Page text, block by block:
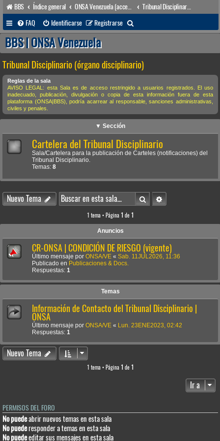
BBS Índice general ONSA Venezuela (acceso público)
Tribunal Disciplinario (órgano disciplinario)
FAQ
Identificarse Registrarse
u
c
a
r
BBS | ONSA Venezuela
Tribunal Disciplinario (órgano disciplinario)
Reglas de la sala
AVISO LEGAL: esta Sala es de acceso restringido a usuarios registrados. El uso
inadecuado, publicación, divulgación o copia de esta información fuera de esta
plataforma (ONSA|BBS), podría acarrear al responsable, sanciones administrativas,
civiles y penales.
▼ Sección
Cartelera del Tribunal Disciplinario
Sala/Cartelera para la publicación de Carteles (notificaciones) del
Tribunal Disciplinario.
Temas: 8
Nuevo Tema BuscarBúsqueda avanzada
1 tema • Página 1 de 1
Anuncios
CR-ONSA | CONDICIÓN DE RIESGO (vigente)
Último mensaje por ONSA/VE « Sab. 11JUL2026, 11:36
Publicado en Publicaciones & Docs.
Respuestas: 1
Temas
Información de Contacto del Tribunal Disciplinario |
ONSA
Último mensaje por ONSA/VE «
Lun. 23ENE2023, 02:42
Respuestas: 1
Nuevo Tema
1 tema • Página 1 de 1
Ir a
PERMISOS DEL FORO
No puedeabrir nuevos temas en esta sala
No puederesponder a temas en esta sala
No puedeeditar sus mensajes en esta sala